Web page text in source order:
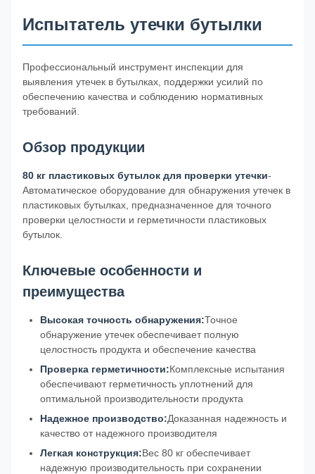
Испытатель утечки бутылки
Профессиональный инструмент инспекции для
выявления утечек в бутылках, поддержки усилий по
обеспечению качества и соблюдению нормативных
требований.
Обзор продукции
80 кг пластиковых бутылок для проверки утечки-
Автоматическое оборудование для обнаружения утечек в
пластиковых бутылках, предназначенное для точного
проверки целостности и герметичности пластиковых
бутылок.
Ключевые особенности и
преимущества
Высокая точность обнаружения:Точное
обнаружение утечек обеспечивает полную
целостность продукта и обеспечение качества
Проверка герметичности:Комплексные испытания
обеспечивают герметичность уплотнений для
оптимальной производительности продукта
Надежное производство:Доказанная надежность и
качество от надежного производителя
Легкая конструкция:Вес 80 кг обеспечивает
надежную производительность при сохранении